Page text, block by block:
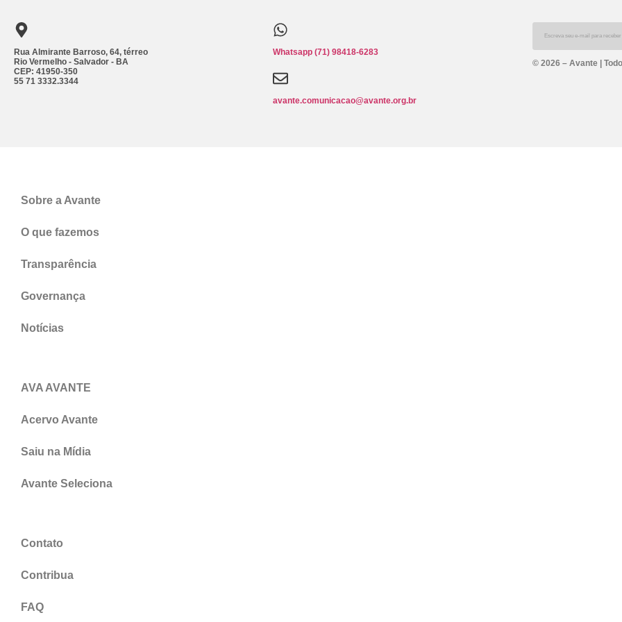
Rua Almirante Barroso, 64, térreo
Rio Vermelho - Salvador - BA
CEP: 41950-350
55 71 3332.3344
Whatsapp (71) 98418-6283
avante.comunicacao@avante.org.br
© 2026 – Avante |
Sobre a Avante
O que fazemos
Transparência
Governança
Notícias
AVA AVANTE
Acervo Avante
Saiu na Mídia
Avante Seleciona
Contato
Contribua
FAQ